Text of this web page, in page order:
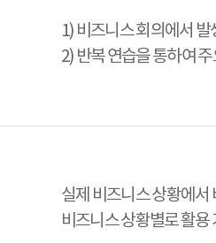
1) 비즈니스 회의에서
2) 반복 연습을 통하여
실제 비즈니스 상황에서
비즈니스 상황별로 활용